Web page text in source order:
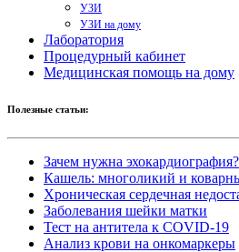
УЗИ
УЗИ на дому
Лаборатория
Процедурный кабинет
Медицинская помощь на дому
Полезные статьи:
Зачем нужна эхокардиография?
Кашель: многоликий и
Хроническая сердечная
Заболевания шейки матки
Тест на антитела к COVID-19
Анализ крови на онкомаркеры